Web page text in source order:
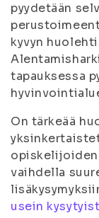
pyydetään
kyvyn
tapauksessa
On tärkeää
vaihdella
usein